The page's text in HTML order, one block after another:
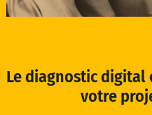
Le diagnostic digital
votre